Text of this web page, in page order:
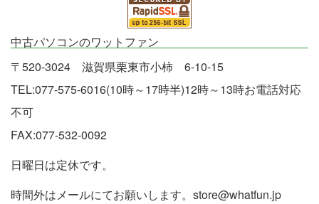
中古パソコンのワットファン
〒520-3024 滋賀県栗東市小柿 6-10-15
TEL:077-575-6016(10時～17時半)12時～13時お電話対応
不可
FAX:077-532-0092
日曜日は定休です。
時間外はメールにてお願いします。store@whatfun.jp